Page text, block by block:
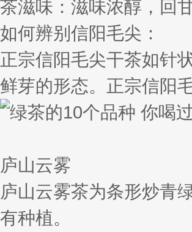
茶滋味：滋味浓醇，回甘
如何辨别信阳毛尖：
正宗信阳毛尖干茶如针
鲜芽的形态。正宗信阳
庐山云雾
庐山云雾茶为条形炒青
有种植。